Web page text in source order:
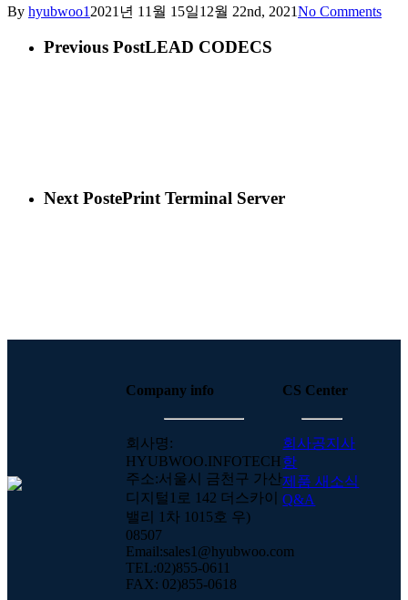
By hyubwoo1 2021년 11월 15일12월 22nd, 2021No Comments
Previous PostLEAD CODECS
Next PostePrint Terminal Server
Company info
회사명:
HYUBWOO.INFOTECH
주소:서울시 금천구 가산
디지털1로 142 더스카이
밸리 1차 1015호 우)
08507
Email:sales1@hyubwoo.com
TEL:02)855-0611
FAX: 02)855-0618
CS Center
회사공지사
항
제품 새소식
Q&A